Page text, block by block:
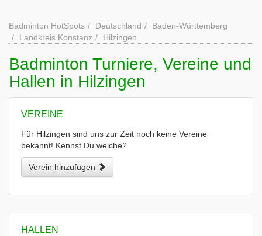
Badminton HotSpots Deutschland
Baden-Württemberg
Landkreis Konstanz
Hilzingen
Badminton Turniere, Vereine und
Hallen in Hilzingen
VEREINE
Für Hilzingen sind uns zur Zeit noch keine Vereine
bekannt! Kennst Du welche?
Verein hinzufügen
HALLEN